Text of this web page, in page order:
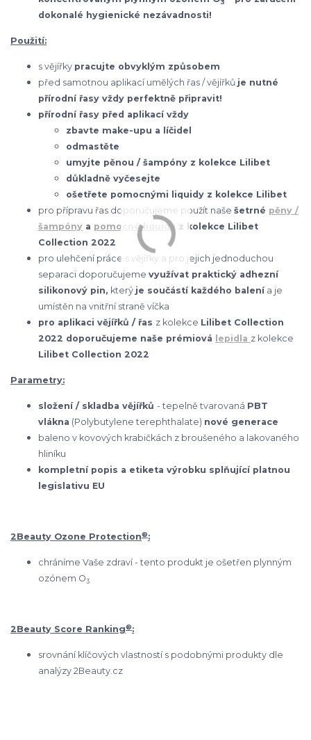
dokonalé hygienické nezávadnosti!
Použití:
s vějířky pracujte obvyklým způsobem
před samotnou aplikací umělých řas / vějířků je nutné
přírodní řasy vždy perfektně připravit!
přírodní řasy před aplikací vždy
zbavte make-upu a líčidel
odmastěte
umyjte pěnou / šampóny z kolekce Lilibet
důkladně vyčesejte
ošetřete pomocnými liquidy z kolekce Lilibet
pro přípravu řas doporučujeme použít naše šetrné pěny /
šampóny a pomocné liquidy z kolekce Lilibet
Collection 2022
pro ulehčení práce s vějířky a pro jejich jednoduchou
separaci doporučujeme využívat praktický adhezní
silikonový pin, který je součástí každého balenía je
umístěn na vnitřní straně víčka
pro aplikaci vějířků / řas z kolekce Lilibet Collection
2022 doporučujeme naše prémiová
lepidla z kolekce
Lilibet Collection 2022
Parametry:
složení / skladba vějířků - tepelně tvarovaná PBT
vlákna (Polybutylene terephthalate) nové generace
baleno v kovových krabičkách z broušeného a lakovaného
hliníku
kompletní popis a etiketa výrobku splňující platnou
legislativu EU
2Beauty Ozone Protection®:
chráníme Vaše zdraví - tento produkt je ošetřen plynným
ozónem O3
2Beauty Score Ranking®:
srovnání klíčových vlastností s podobnými produkty dle
analýzy 2Beauty.cz